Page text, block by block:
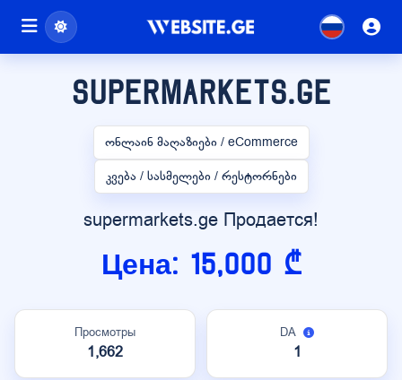
supermarkets.ge
ონლაინ მაღაზიები / eCommerce
კვება / სასმელები / რესტორნები
supermarkets.ge Продается!
Цена: 15,000 ₾
Просмотры
1,662
DA
1